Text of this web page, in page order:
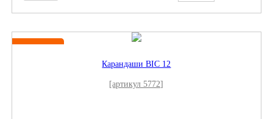
Карандаши BIC 12
[артикул 5772]